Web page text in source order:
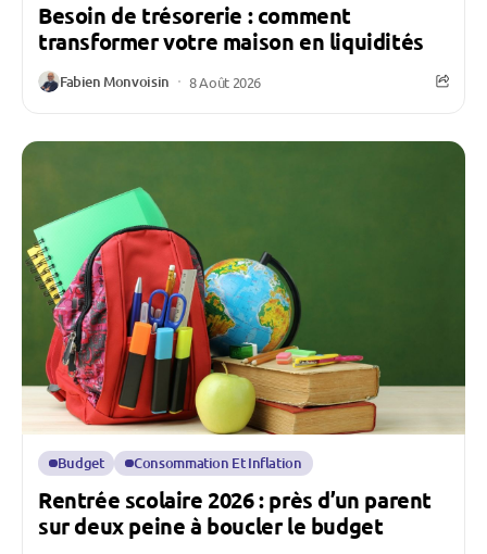
Besoin de trésorerie : comment
transformer votre maison en liquidités
Fabien Monvoisin 8 Août 2026
Budget Consommation Et Inflation
Rentrée scolaire 2026 : près d’un parent
sur deux peine à boucler le budget